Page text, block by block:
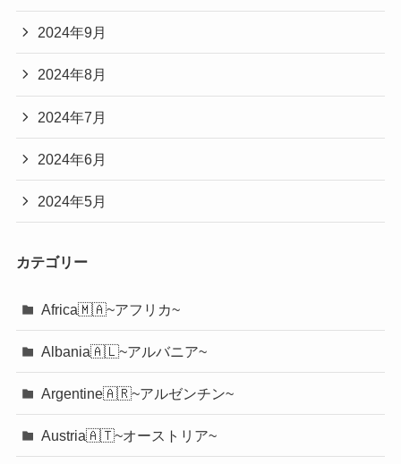
2024年9月
2024年8月
2024年7月
2024年6月
2024年5月
カテゴリー
Africa🇲🇦~アフリカ~
Albania🇦🇱~アルバニア~
Argentine🇦🇷~アルゼンチン~
Austria🇦🇹~オーストリア~